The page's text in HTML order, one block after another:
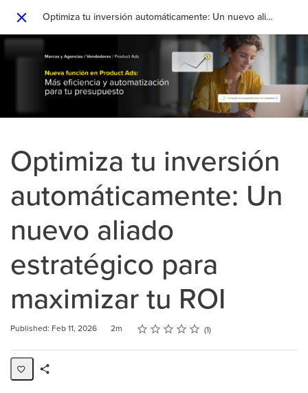
Close
Optimiza tu inversión automáticamente: Un nuevo aliado estratégico para maximizar tu ROI
Optimiza tu inversión
automáticamente: Un
nuevo aliado
estratégico para
maximizar tu ROI
Published: Feb 11, 2026
Duration 2m Rating
1 star
2 stars
3 stars
4 stars
5 stars
Average rating: 5.0 1
1 review